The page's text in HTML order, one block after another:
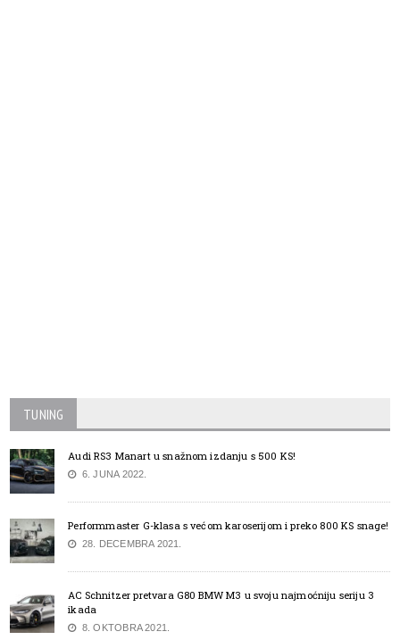
TUNING
Audi RS3 Manart u snažnom izdanju s 500 KS!
6. JUNA 2022.
Performmaster G-klasa s većom karoserijom i preko 800 KS snage!
28. DECEMBRA 2021.
AC Schnitzer pretvara G80 BMW M3 u svoju najmoćniju seriju 3
ikada
8. OKTOBRA 2021.